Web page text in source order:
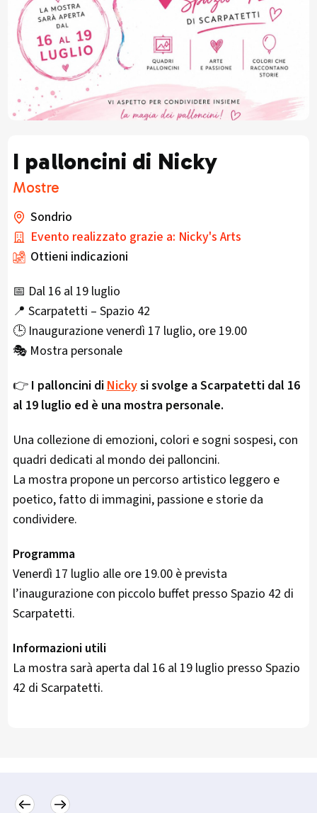
I palloncini di Nicky
Mostre
Sondrio
Evento realizzato grazie a: Nicky's Arts
Ottieni indicazioni
📅 Dal 16 al 19 luglio
📍 Scarpatetti – Spazio 42
🕒 Inaugurazione venerdì 17 luglio, ore 19.00
🎭 Mostra personale
👉 I palloncini di Nickysi svolge a Scarpatetti dal 16
al 19 luglio ed è una mostra personale.
Una collezione di emozioni, colori e sogni sospesi, con
quadri dedicati al mondo dei palloncini.
La mostra propone un percorso artistico leggero e
poetico, fatto di immagini, passione e storie da
condividere.
Programma
Venerdì 17 luglio alle ore 19.00 è prevista
l’inaugurazione con piccolo buffet presso Spazio 42 di
Scarpatetti.
Informazioni utili
La mostra sarà aperta dal 16 al 19 luglio presso Spazio
42 di Scarpatetti.